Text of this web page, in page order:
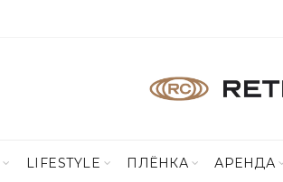
LIFESTYLE ПЛЁНКА АРЕНДА